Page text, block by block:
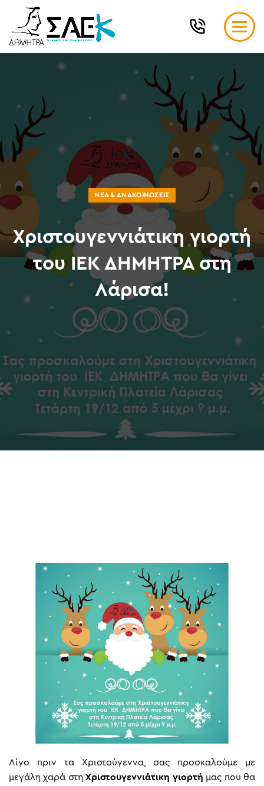
ΝΈΑ & ΑΝΑΚΟΙΝΏΣΕΙΣ
Χριστουγεννιάτικη γιορτή
του ΙΕΚ ΔΗΜΗΤΡΑ στη
Λάρισα!
Λίγο πριν τα Χριστούγεννα, σας προσκαλούμε με
μεγάλη χαρά στηΧριστουγεννιάτικη γιορτή μας που θα